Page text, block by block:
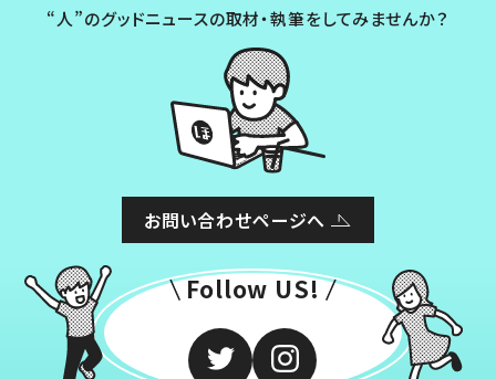
“人”のグッドニュースの取材・執筆をしてみませんか？
お問い合わせページへ
Follow US!